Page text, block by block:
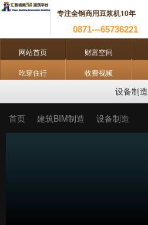
专注全钢商用豆浆机10年
0871---65736221
网站首页 财富空间
吃穿住行 收费视频
设备制造
首页 建筑BIM制造 设备制造